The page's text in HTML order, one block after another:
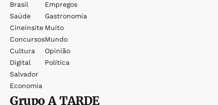
Brasil
Saúde
Cineinsite
Concursos
Cultura
Digital
Salvador
Economia
Empregos
Gastronomia
Muito
Mundo
Opinião
Política
GrupoA TARDE